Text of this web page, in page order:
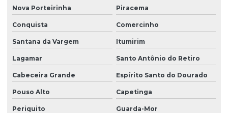
Nova Porteirinha Piracema
Conquista Comercinho
Santana da Vargem Itumirim
Lagamar Santo Antônio do Retiro
Cabeceira Grande Espírito Santo do Dourado
Pouso Alto Capetinga
Periquito Guarda-Mor